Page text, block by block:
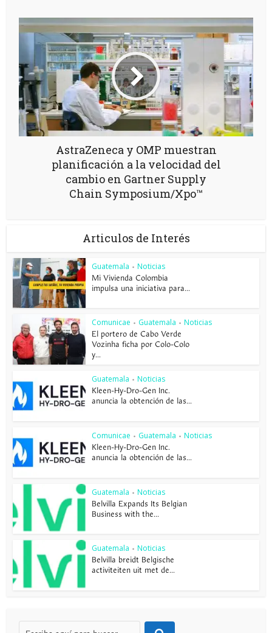
AstraZeneca y OMP muestran
planificación a la velocidad del
cambio en Gartner Supply
Chain Symposium/Xpo™
Articulos de Interés
Guatemala • Noticias
Mi Vivienda Colombia
impulsa una iniciativa para...
Comunicae • Guatemala • Noticias
El portero de Cabo Verde
Vozinha ficha por Colo-Colo
y...
Guatemala • Noticias
Kleen-Hy-Dro-Gen Inc.
anuncia la obtención de las...
Comunicae • Guatemala • Noticias
Kleen-Hy-Dro-Gen Inc.
anuncia la obtención de las...
Guatemala • Noticias
Belvilla Expands Its Belgian
Business with the...
Guatemala • Noticias
Belvilla breidt Belgische
activiteiten uit met de...